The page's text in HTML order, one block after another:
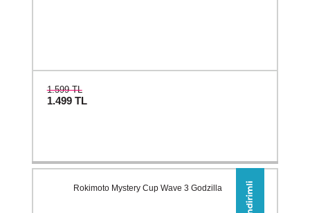
1.599 TL
1.499 TL
Rokimoto Mystery Cup Wave 3 Godzilla